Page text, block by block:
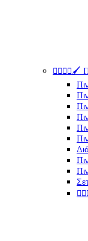
🖌️
